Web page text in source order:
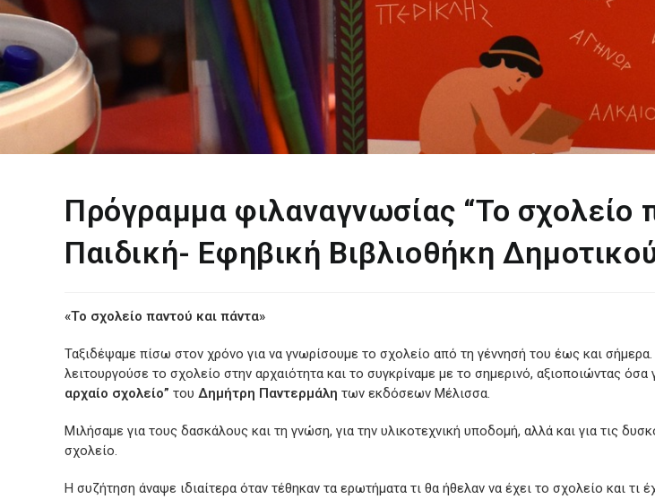
Πρόγραμμα φιλαναγνωσίας “Το σχολείο
Παιδική- Εφηβική Βιβλιοθήκη
«Το σχολείο παντού και πάντα»
Ταξιδέψαμε πίσω στον χρόνο για να γνωρίσουμε το σχολείο από τη γέννησή του έως και
λειτουργούσε το σχολείο στην αρχαιότητα και το συγκρίναμε με το σημερινό, αξιοποιώντας
αρχαίο σχολείο” του Δημήτρη Παντερμάλη των εκδόσεων Μέλισσα.
Μιλήσαμε για τους δασκάλους και τη γνώση, για την υλικοτεχνική υποδομή, αλλά και για τις
σχολείο.
Η συζήτηση άναψε ιδιαίτερα όταν τέθηκαν τα ερωτήματα τι θα ήθελαν να έχει το σχολείο και